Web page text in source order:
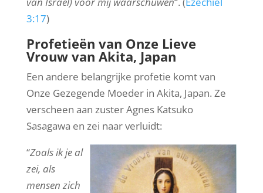
3:17)
Profetieën van Onze Lieve
Vrouw van Akita, Japan
Een andere belangrijke profetie komt van
Onze Gezegende Moeder in Akita, Japan. Ze
verscheen aan zuster Agnes Katsuko
Sasagawa en zei naar verluidt:
“Zoals ik je al
zei, als
mensen zich